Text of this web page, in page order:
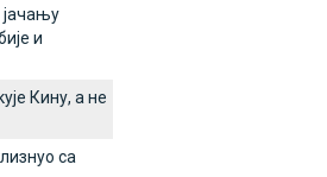
и
Кину, а не
са